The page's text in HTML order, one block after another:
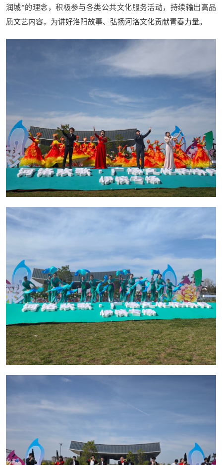
润城”的理念，积极参与各类公共文化服务活动，持续输出高品
质文艺内容，为讲好洛阳故事、弘扬河洛文化贡献青春力量。